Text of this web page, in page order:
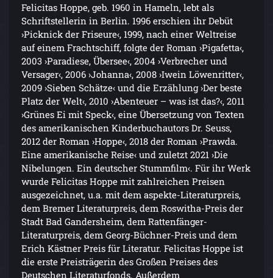
Felicitas Hoppe, geb. 1960 in Hameln, lebt als
Schriftstellerin in Berlin. 1996 erschien ihr Debüt
›Picknick der Friseure‹, 1999, nach einer Weltreise
auf einem Frachtschiff, folgte der Roman ›Pigafetta‹,
2003 ›Paradiese, Übersee‹, 2004 ›Verbrecher und
Versager‹, 2006 ›Johanna‹, 2008 ›Iwein Löwenritter‹,
2009 ›Sieben Schätze‹ und die Erzählung ›Der beste
Platz der Welt‹, 2010 ›Abenteuer – was ist das?‹, 2011
›Grünes Ei mit Speck‹, eine Übersetzung von Texten
des amerikanischen Kinderbuchautors Dr. Seuss,
2012 der Roman ›Hoppe‹, 2018 der Roman ›Prawda.
Eine amerikanische Reise‹ und zuletzt 2021 ›Die
Nibelungen. Ein deutscher Stummfilm‹. Für ihr Werk
wurde Felicitas Hoppe mit zahlreichen Preisen
ausgezeichnet, u.a. mit dem aspekte-Literaturpreis,
dem Bremer Literaturpreis, dem Roswitha-Preis der
Stadt Bad Gandersheim, dem Rattenfänger-
Literaturpreis, dem Georg-Büchner-Preis und dem
Erich Kästner Preis für Literatur. Felicitas Hoppe ist
die erste Preisträgerin des Großen Preises des
Deutschen Literaturfonds. Außerdem